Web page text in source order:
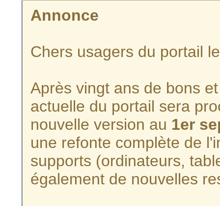
Annonce
Chers usagers du portail
Après vingt ans de bons
actuelle du portail sera
nouvelle version au 1er
une refonte complète de
supports (ordinateurs,
également de nouvelles